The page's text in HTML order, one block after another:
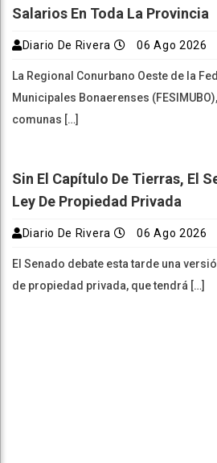
Salarios En Toda La Provincia
Diario De Rivera 06 Ago 2026
La Regional Conurbano Oeste de la
Municipales Bonaerenses
comunas […]
Sin El Capítulo De Tierras, El
Ley De Propiedad Privada
Diario De Rivera 06 Ago 2026
El Senado debate esta tarde una
de propiedad privada, que tendrá […]